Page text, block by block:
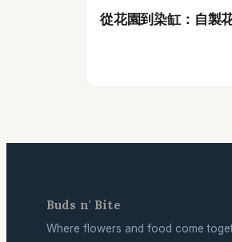
從花園到染缸：自製
Buds n' Bite
Where flowers and food come